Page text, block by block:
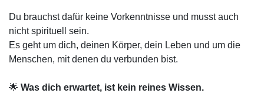
Du brauchst dafür keine Vorkenntnisse und musst auch
nicht spirituell sein.
Es geht um dich, deinen Körper, dein Leben und um die
Menschen, mit denen du verbunden bist.
🌟 Was dich erwartet, ist kein reines Wissen.